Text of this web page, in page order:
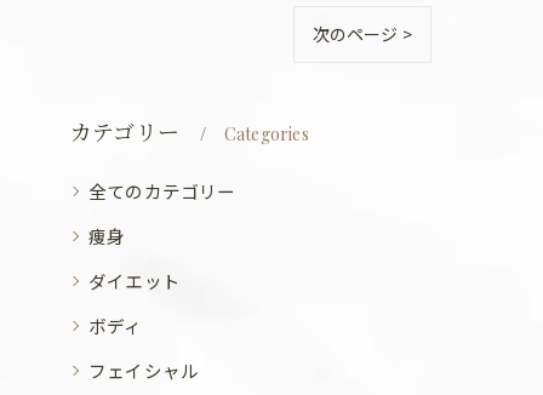
次のページ >
カテゴリー Categories
全てのカテゴリー
痩身
ダイエット
ボディ
フェイシャル